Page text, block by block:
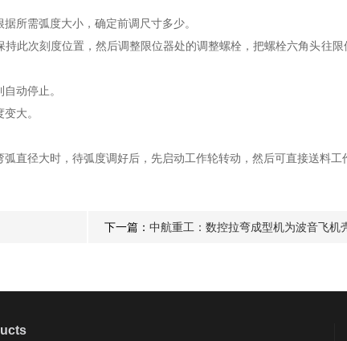
所需弧度大小，确定前调尺寸多少。
次刻度位置，然后调整限位器处的调整螺栓，把螺栓六角头往限
动停止。
大。
径大时，待弧度调好后，先启动工作轮转动，然后可直接送料工
下一篇： 中航重工：数控拉弯成型机为波音飞机